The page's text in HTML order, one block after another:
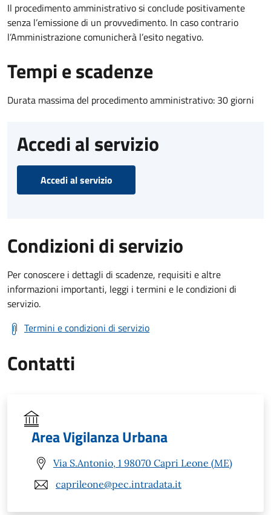
Il procedimento amministrativo si conclude positivamente
senza l’emissione di un provvedimento. In caso contrario
l’Amministrazione comunicherà l’esito negativo.
Tempi e scadenze
Durata massima del procedimento amministrativo: 30 giorni
Accedi al servizio
Accedi al servizio
Condizioni di servizio
Per conoscere i dettagli di scadenze, requisiti e altre
informazioni importanti, leggi i termini e le condizioni di
servizio.
Termini e condizioni di servizio
Contatti
Area Vigilanza Urbana
Via S.Antonio, 1 98070 Capri Leone (ME)
caprileone@pec.intradata.it